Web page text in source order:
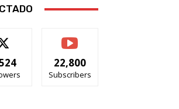
22,800
Subscribers